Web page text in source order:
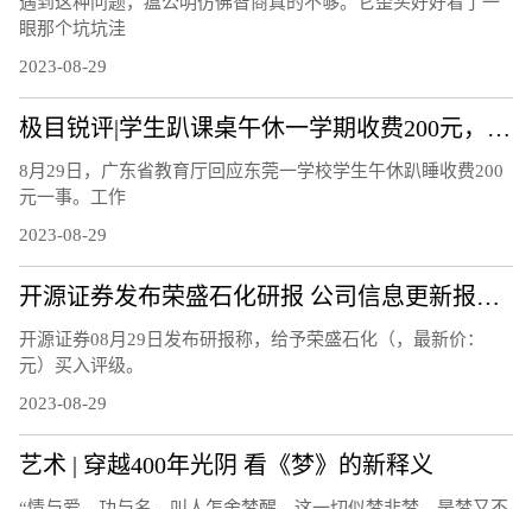
眼那个坑坑洼
2023-08-29
极目锐评|学生趴课桌午休一学期收费200元，谁出这笔钱更好？
8月29日，广东省教育厅回应东莞一学校学生午休趴睡收费200
元一事。工作
2023-08-29
开源证券发布荣盛石化研报 公司信息更新报告：2023Q2公司业绩扭亏为盈 坚定看好向上弹性
开源证券08月29日发布研报称，给予荣盛石化（，最新价：
元）买入评级。
2023-08-29
艺术 | 穿越400年光阴 看《梦》的新释义